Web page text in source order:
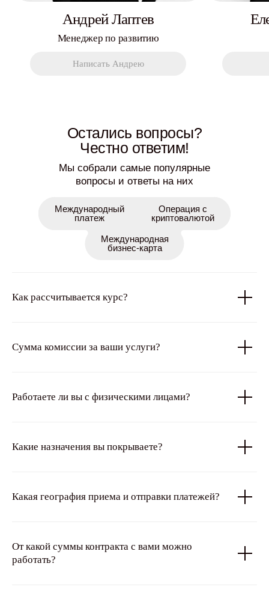
Андрей Лаптев
Менеджер по развитию
Написать Андрею
Остались вопросы?
Честно ответим!
Мы собрали самые популярные
вопросы и ответы на них
Международный
платеж
Операция с
криптовалютой
Международная
бизнес-карта
Как рассчитывается курс?
Сумма комиссии за ваши услуги?
Работаете ли вы с физическими лицами?
Какие назначения вы покрываете?
Какая география приема и отправки платежей?
От какой суммы контракта c вами можно
работать?